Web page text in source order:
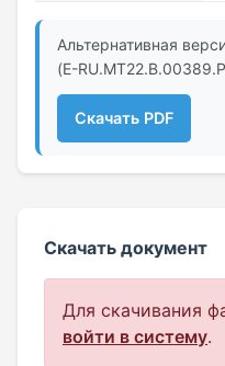
Альтернативная
(E-
Скачать PDF
Скачать документ
Для скачивания
войти в систему.